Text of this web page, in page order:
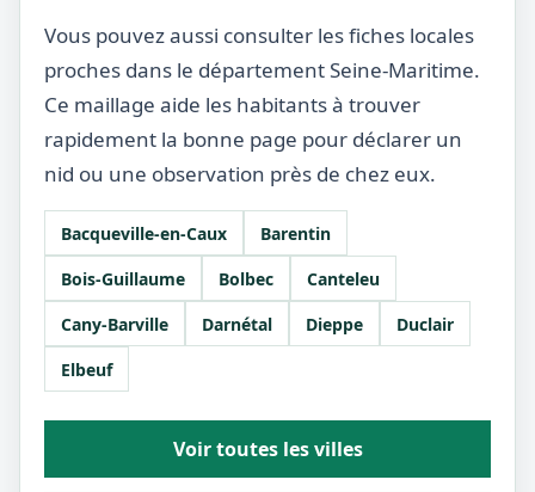
Vous pouvez aussi consulter les fiches locales
proches dans le département Seine-Maritime.
Ce maillage aide les habitants à trouver
rapidement la bonne page pour déclarer un
nid ou une observation près de chez eux.
Bacqueville-en-Caux
Barentin
Bois-Guillaume
Bolbec
Canteleu
Cany-Barville
Darnétal Dieppe
Duclair
Elbeuf
Voir toutes les villes